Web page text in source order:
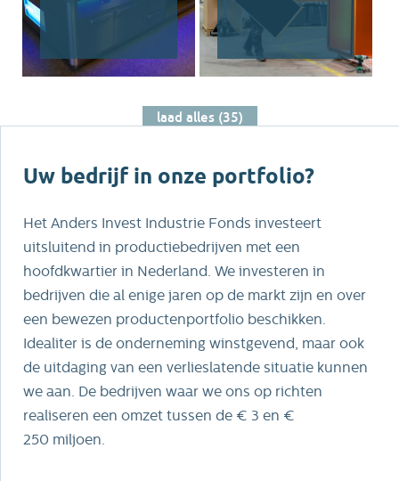
aanwezigheid en
servicedekking in Noord- en
Oost-Nederland. In Emmen
bedrijfshal met
ons de mogelijkheid om samen
Wortmann herkennen we
onszelf: een sterke
serviceorganisatie met
vakmensen die met de klant
meedenken. Deze stap versterkt
onze positie in perscontainers
en verhuur en geeft ons de
ruimte om samen verder te
groeien - met behoud van de
vertrouwde, persoonlijke
laad alles (35)
Uw bedrijf in onze portfolio?
Het Anders Invest Industrie Fonds investeert
uitsluitend in productiebedrijven met een
hoofdkwartier in Nederland. We investeren in
bedrijven die al enige jaren op de markt zijn en over
een bewezen productenportfolio beschikken.
Idealiter is de onderneming winstgevend, maar ook
de uitdaging van een verlieslatende situatie kunnen
we aan. De bedrijven waar we ons op richten
realiseren een omzet tussen de € 3 en €
250 miljoen.